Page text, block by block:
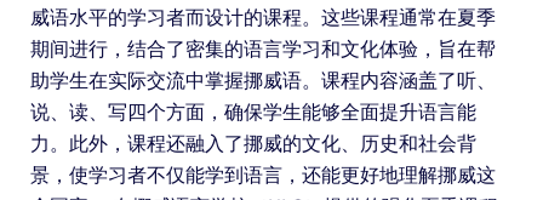
威语水平的学习者而设计的课程。这些课程通常在夏季
期间进行，结合了密集的语言学习和文化体验，旨在帮
助学生在实际交流中掌握挪威语。课程内容涵盖了听、
说、读、写四个方面，确保学生能够全面提升语言能
力。此外，课程还融入了挪威的文化、历史和社会背
景，使学习者不仅能学到语言，还能更好地理解挪威这